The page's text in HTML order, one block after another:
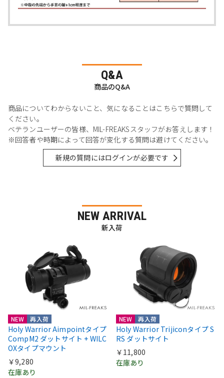
Q&A
商品のQ&A
商品についてわからないこと、気になることはこちらで質問して
ください。
ベテランユーザーの皆様、MIL-FREAKSスタッフがお答えします！
※回答者や時期によって回答が変化する質問は避けてください。
新規の質問にはログインが必要です
NEW ARRIVAL
新入荷
NEW 再入荷
Holy Warrior Aimpointタイプ
CompM2 ダットサイト + WILC
OXタイプマウント
￥9,280
在庫あり
NEW 再入荷
Holy Warrior Trijiconタイプ S
RS ダットサイト
￥11,800
在庫あり